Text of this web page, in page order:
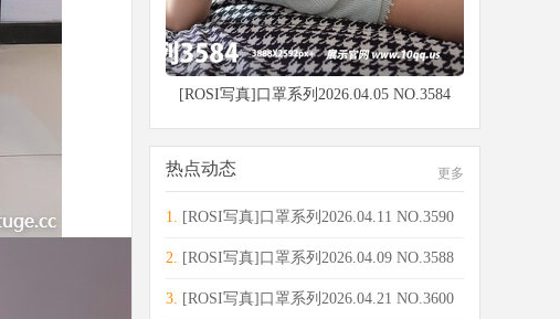
[ROSI写真]口罩系列2026.04.05 NO.3584
更多
热点动态
1. [ROSI写真]口罩系列2026.04.11 NO.3590
[14
2. [ROSI写真]口罩系列2026.04.09 NO.3588
[92
3. [ROSI写真]口罩系列2026.04.21 NO.3600